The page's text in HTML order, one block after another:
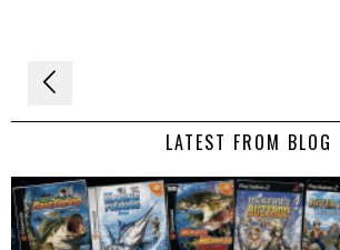
Navigation
de LATEST FROM BLOG